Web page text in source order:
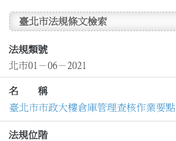
臺北市法規條文檢索
法規類號
北市01－06－2021
名 稱
臺北市市政大樓倉庫管理查核作業要點
法規位階